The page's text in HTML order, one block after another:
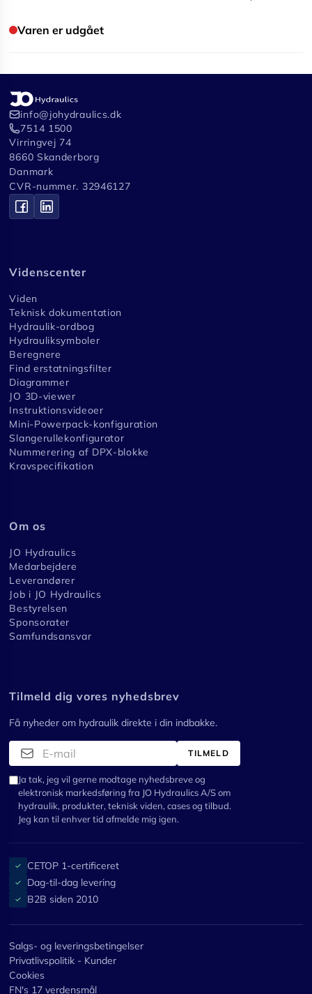
Varen er udgået
info@johydraulics.dk
7514 1500
Virringvej 74
8660 Skanderborg
Danmark
CVR-nummer. 32946127
Videnscenter
Viden
Teknisk dokumentation
Hydraulik-ordbog
Hydrauliksymboler
Beregnere
Find erstatningsfilter
Diagrammer
JO 3D-viewer
Instruktionsvideoer
Mini-Powerpack-konfiguration
Slangerullekonfigurator
Nummerering af DPX-blokke
Kravspecifikation
Om os
JO Hydraulics
Medarbejdere
Leverandører
Job i JO Hydraulics
Bestyrelsen
Sponsorater
Samfundsansvar
Tilmeld dig vores nyhedsbrev
Få nyheder om hydraulik direkte i din indbakke.
TILMELD
Ja tak, jeg vil gerne modtage nyhedsbreve og
elektronisk markedsføring fra JO Hydraulics A/S om
hydraulik, produkter, teknisk viden, cases og tilbud.
Jeg kan til enhver tid afmelde mig igen.
✓ CETOP 1-certificeret
✓ Dag-til-dag levering
✓ B2B siden 2010
Salgs- og leveringsbetingelser
Privatlivspolitik - Kunder
Cookies
FN's 17 verdensmål